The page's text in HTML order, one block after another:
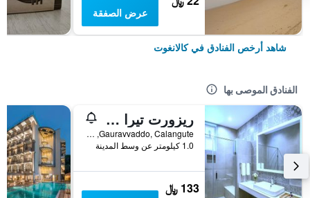
عرض الصفقة
شاهد أرخص الفنادق في كالانغوت
الفنادق الموصى بها
ريزورت تيرا بارايسو
Gauravvaddo, Calangute, كالانغوت, الهند
1.0 كيلومتر عن وسط المدينة
133 ﷼